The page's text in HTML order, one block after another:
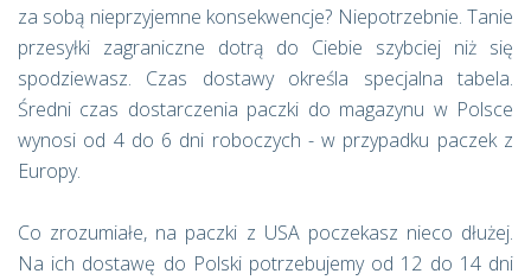
za sobą nieprzyjemne konsekwencje? Niepotrzebnie. Tanie
przesyłki zagraniczne dotrą do Ciebie szybciej niż się
spodziewasz. Czas dostawy określa specjalna tabela.
Średni czas dostarczenia paczki do magazynu w Polsce
wynosi od 4 do 6 dni roboczych - w przypadku paczek z
Europy.
Co zrozumiałe, na paczki z USA poczekasz nieco dłużej.
Na ich dostawę do Polski potrzebujemy od 12 do 14 dni